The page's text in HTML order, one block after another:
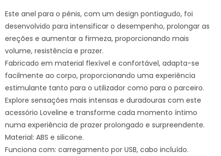
Este anel para o pénis, com um design pontiagudo, foi
desenvolvido para intensificar o desempenho, prolongar as
ereções e aumentar a firmeza, proporcionando mais
volume, resistência e prazer.
Fabricado em material flexível e confortável, adapta-se
facilmente ao corpo, proporcionando uma experiência
estimulante tanto para o utilizador como para o parceiro.
Explore sensações mais intensas e duradouras com este
acessório Loveline e transforme cada momento íntimo
numa experiência de prazer prolongado e surpreendente.
Material: ABS e silicone.
Funciona com: carregamento por USB, cabo incluído.